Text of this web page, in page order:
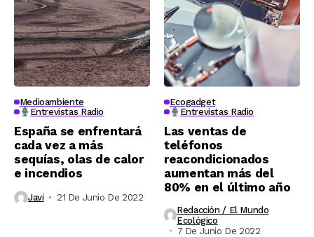
Medioambiente
Entrevistas Radio
España se enfrentará
cada vez a más
sequías, olas de calor
e incendios
Javi 21 De Junio De 2022
Ecogadget
Entrevistas Radio
Las ventas de
teléfonos
reacondicionados
aumentan más del
80% en el último año
Redacción / El Mundo
Ecológico
7 De Junio De 2022